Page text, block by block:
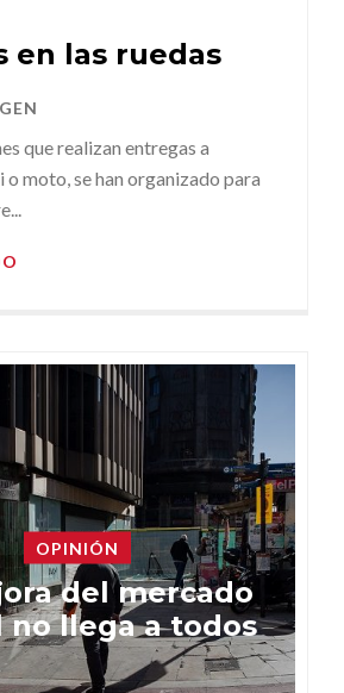
en las ruedas
que realizan entregas a
moto, se han organizado para
OPINIÓN
del mercado
no llega a todos